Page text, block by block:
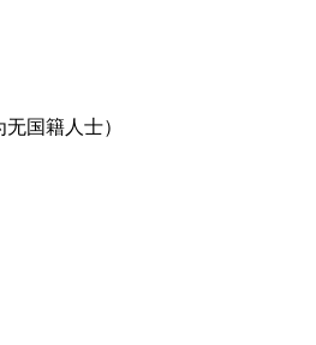
国籍人士）